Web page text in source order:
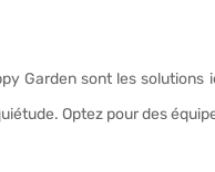
Garden sont les solutions
Optez pour des